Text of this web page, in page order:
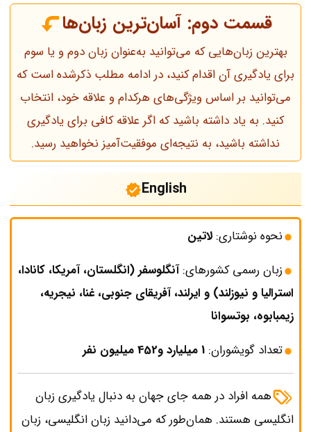
قسمت دوم: آسان‌ترین زبان‌ها
بهترین زبان‌هایی که می‌توانید به‌عنوان زبان دوم و یا سوم
برای یادگیری آن اقدام کنید، در ادامه مطلب ذکرشده است که
می‌توانید بر اساس ویژگی‌های هرکدام و علاقه خود، انتخاب
کنید. به یاد داشته باشید که اگر علاقه کافی برای یادگیری
نداشته باشید، به نتیجه‌ای موفقیت‌آمیز نخواهید رسید.
English
نحوه نوشتاری: لاتین
زبان رسمی کشورهای:آنگلوسفر (انگلستان، آمریکا، کانادا،
استرالیا و نیوزلند) و ایرلند، آفریقای جنوبی، غنا، نیجریه،
زیمبابوه، بوتسوانا
تعداد گویشوران: 1 میلیارد و452 میلیون نفر
همه افراد در همه جای جهان به دنبال یادگیری زبان
انگلیسی هستند. همان‌طور که می‌دانید زبان انگلیسی‌، زبان